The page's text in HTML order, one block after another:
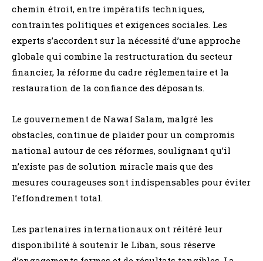
chemin étroit, entre impératifs techniques,
contraintes politiques et exigences sociales. Les
experts s’accordent sur la nécessité d’une approche
globale qui combine la restructuration du secteur
financier, la réforme du cadre réglementaire et la
restauration de la confiance des déposants.
Le gouvernement de Nawaf Salam, malgré les
obstacles, continue de plaider pour un compromis
national autour de ces réformes, soulignant qu’il
n’existe pas de solution miracle mais que des
mesures courageuses sont indispensables pour éviter
l’effondrement total.
Les partenaires internationaux ont réitéré leur
disponibilité à soutenir le Liban, sous réserve